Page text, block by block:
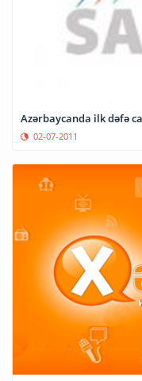
Azərbaycanda ilk dəfə
02-07-2011